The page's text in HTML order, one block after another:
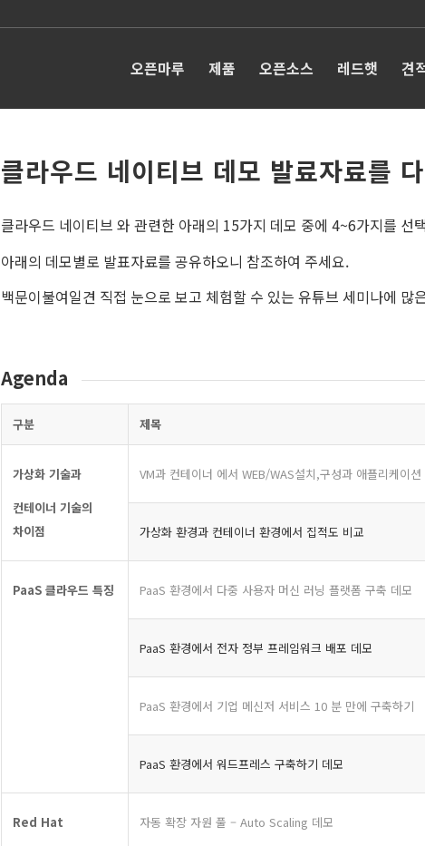
오픈마루 제품 오픈소스 레드햇 견
클라우드 네이티브 데모 발료자료를
클라우드 네이티브 와 관련한 아래의 15가지 데모 중에 4~6가지를 선
아래의 데모별로 발표자료를 공유하오니 참조하여 주세요.
백문이불여일견 직접 눈으로 보고 체험할 수 있는 유튜브 세미나에 많
Agenda
구분 제목
가상화 기술과
컨테이너 기술의
차이점
VM과 컨테이너 에서 WEB/WAS설치,구성과 애플리케이
가상화 환경과 컨테이너 환경에서 집적도 비교
PaaS 클라우드 특징 PaaS 환경에서 다중 사용자 머신 러닝 플랫폼 구축 데모
PaaS 환경에서 전자 정부 프레임워크 배포 데모
PaaS 환경에서 기업 메신저 서비스 10 분 만에 구축하기
PaaS 환경에서 워드프레스 구축하기 데모
Red Hat
자동 확장 자원 풀 – Auto Scaling 데모